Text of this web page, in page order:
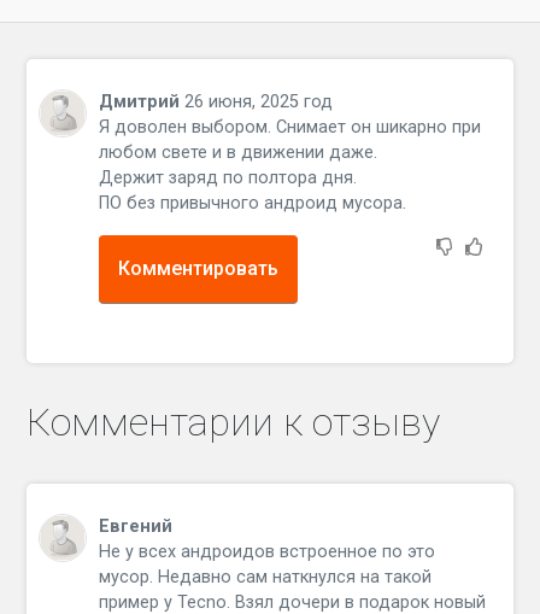
Дмитрий 26 июня, 2025 год
Я доволен выбором. Снимает он шикарно при
любом свете и в движении даже.
Держит заряд по полтора дня.
ПО без привычного андроид мусора.
Комментировать
Комментарии к отзыву
Евгений
Не у всех андроидов встроенное по это
мусор. Недавно сам наткнулся на такой
пример у Tecno. Взял дочери в подарок новый